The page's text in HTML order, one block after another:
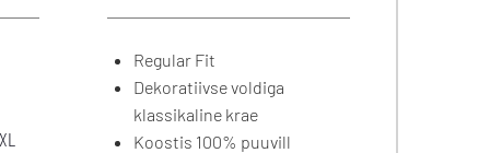
Regular Fit
Dekoratiivse voldiga
klassikaline krae
Koostis 100% puuvill